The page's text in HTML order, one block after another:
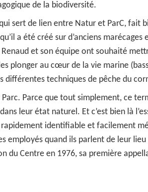
de la biodiversité.
qui sert de lien entre Natur et ParC, fait
a été créé sur d’anciens
Renaud et son équipe ont souhaité
plonger au cœur de la vie marine
différentes techniques de pêche du
Parce que tout simplement, ce
leur état naturel. Et c’est bien là
identifiable et facilement
employés quand ils parlent de leur
du Centre en 1976, sa première